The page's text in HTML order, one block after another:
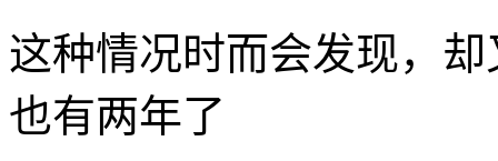
这种情况时而会发现，
也有两年了